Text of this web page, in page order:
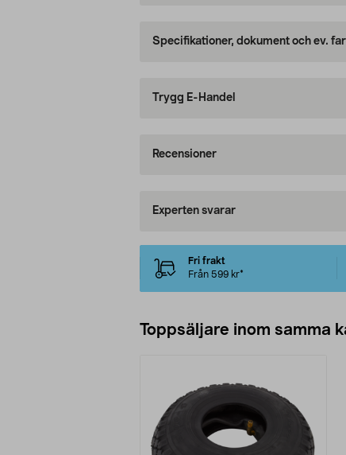
Specifikationer, dokument och ev.
Trygg E-Handel
Recensioner
Experten svarar
Fri frakt
Från 599 kr*
Toppsäljare inom samma